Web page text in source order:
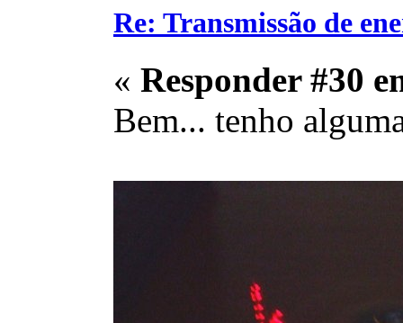
Re: Transmissão de
« Responder #30
Bem... tenho